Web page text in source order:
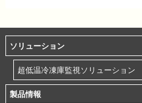
ソリューション
超低温冷凍庫監視ソリューション
製品情報